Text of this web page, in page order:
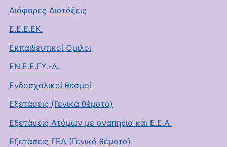
Διάφορες Διατάξεις
Ε.Ε.Ε.ΕΚ.
Εκπαιδευτικοί Όμιλοι
ΕΝ.Ε.Ε.ΓΥ.-Λ.
Ενδοσχολικοί θεσμοί
Εξετάσεις (Γενικά θέματα)
Εξετάσεις Ατόμων με αναπηρία και Ε.Ε.Α.
Εξετάσεις ΓΕΛ (Γενικά θέματα)